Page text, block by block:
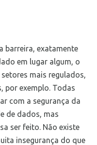
barreira, exatamente
em lugar algum, o
mais regulados,
por exemplo. Todas
com a segurança da
de dados, mas
ser feito. Não existe
insegurança do que